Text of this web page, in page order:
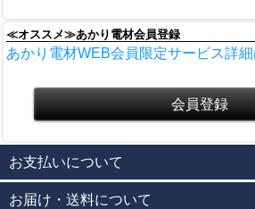
≪オススメ≫あかり電材会員登録
あかり電材WEB会員限定サービス詳
お支払いについて
お届け・送料について